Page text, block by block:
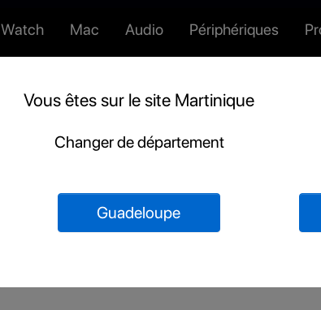
Watch Mac Audio Périphériques
Vous êtes sur le site Martinique
Changer de département
Guadeloupe